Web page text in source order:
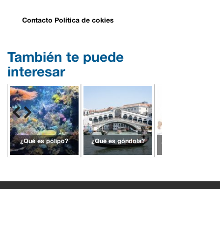
Contacto Política de cokies
También te puede
interesar
¿Qué es pólipo? ¿Qué es góndola? ¿Qué es